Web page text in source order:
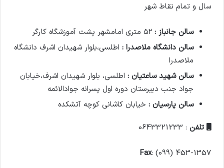
سال و تمام نقاط شهر
سالن جانباز :
سالن دانشگاه ملاصدرا : اطلسی،بلوار شهیدان اشرف دانشگاه
ملاصدرا
سالن شهید ساعتیان : اطلسی، بلوار شهیدان اشرف،خیابان
جواد جنب دبیرستان دوره اول پسرانه جوادالائمه
سالن پارسیان : خیابان کاشانی کوچه آتشکده
تلفن : 0643321233
Fax: (099) 453-1357